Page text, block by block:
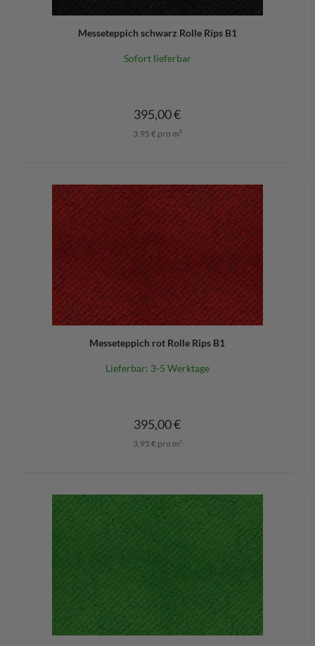
Messeteppich schwarz Rolle Rips B1
Sofort lieferbar
395,00 €
3,95 € pro m²
Messeteppich rot Rolle Rips B1
Lieferbar: 3-5 Werktage
395,00 €
3,95 € pro m²